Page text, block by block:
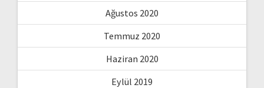
Ağustos 2020
Temmuz 2020
Haziran 2020
Eylül 2019